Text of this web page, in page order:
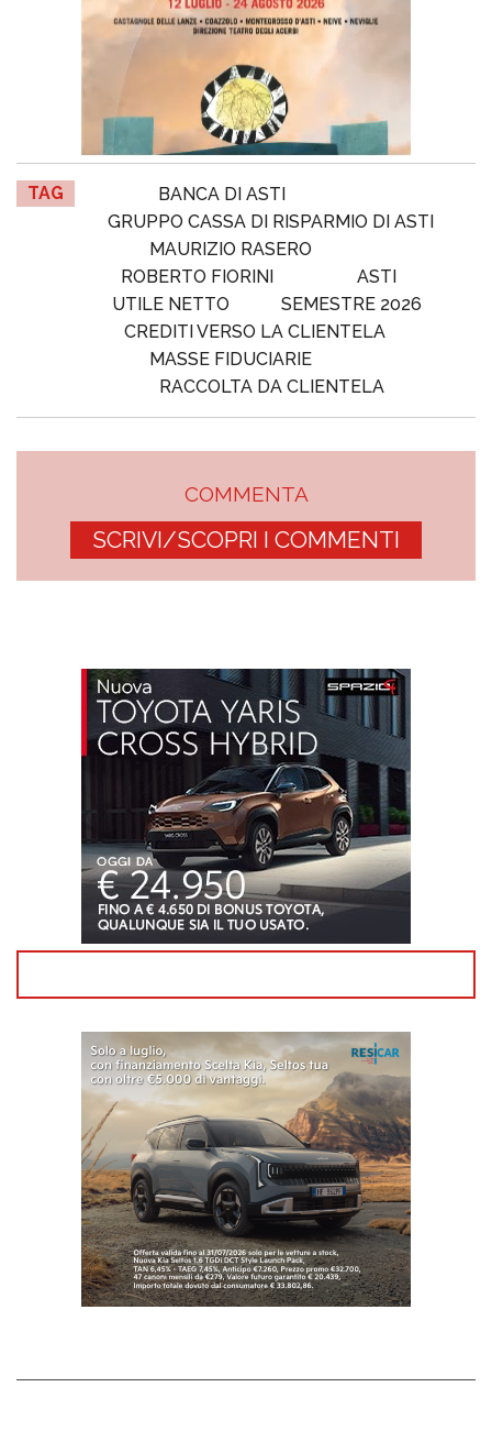
TAG
BANCA DI ASTI
GRUPPO CASSA DI RISPARMIO DI ASTI
MAURIZIO RASERO
ROBERTO FIORINI
ASTI
UTILE NETTO
SEMESTRE 2026
CREDITI VERSO LA CLIENTELA
MASSE FIDUCIARIE
RACCOLTA DA CLIENTELA
COMMENTA
SCRIVI/SCOPRI I COMMENTI